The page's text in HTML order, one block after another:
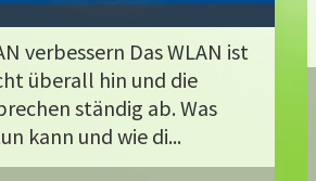
verbessern Das WLAN ist
überall hin und die
ständig ab. Was
kann und wie di...